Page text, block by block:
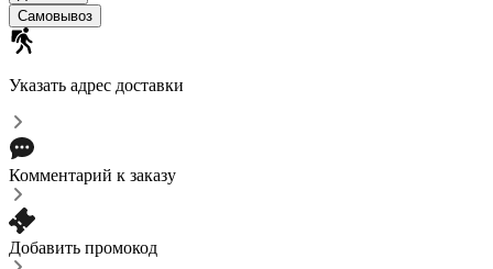
Самовывоз
Указать адрес доставки
Комментарий к заказу
Добавить промокод